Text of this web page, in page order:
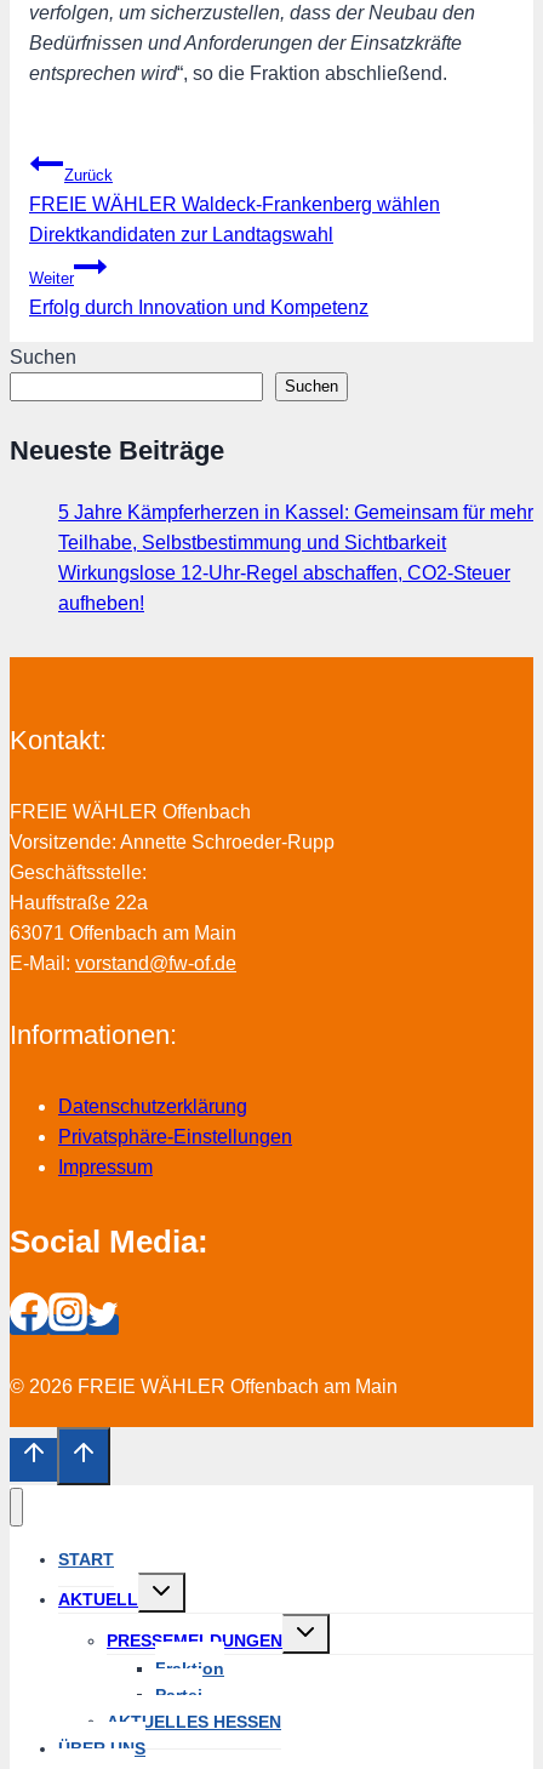
verfolgen, um sicherzustellen, dass der Neubau den
Bedürfnissen und Anforderungen der Einsatzkräfte
entsprechen wird“, so die Fraktion abschließend.
Beitragsnavigation
Zurück
FREIE WÄHLER Waldeck-Frankenberg wählen
Direktkandidaten zur Landtagswahl
Weiter
Erfolg durch Innovation und Kompetenz
Suchen
Suchen
Neueste Beiträge
5 Jahre Kämpferherzen in Kassel: Gemeinsam für mehr
Teilhabe, Selbstbestimmung und Sichtbarkeit
Wirkungslose 12-Uhr-Regel abschaffen, CO2-Steuer
aufheben!
Kontakt:
FREIE WÄHLER Offenbach
Vorsitzende: Annette Schroeder-Rupp
Geschäftsstelle:
Hauffstraße 22a
63071 Offenbach am Main
E-Mail: vorstand@fw-of.de
Informationen:
Datenschutzerklärung
Privatsphäre-Einstellungen
Impressum
Social Media:
© 2026 FREIE WÄHLER Offenbach am Main
START
AKTUELL
Untermenü
PRESSEMELDUNGEN
Untermenü
Fraktion
Partei
AKTUELLES HESSEN
ÜBER UNS